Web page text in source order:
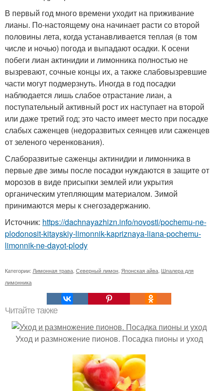
В первый год много времени уходит на приживание
лианы. По-настоящему она начинает расти со второй
половины лета, когда устанавливается теплая (в том
числе и ночью) погода и выпадают осадки. К осени
побеги лиан актинидии и лимонника полностью не
вызревают, сочные концы их, а также слабовызревшие
части могут подмерзнуть. Иногда в год посадки
наблюдается лишь слабое отрастание лиан, а
поступательный активный рост их наступает на второй
или даже третий год; это часто имеет место при посадке
слабых саженцев (недоразвитых сеянцев или саженцев
от зеленого черенкования).
Слаборазвитые саженцы актинидии и лимонника в
первые две зимы после посадки нуждаются в защите от
морозов в виде присыпки землей или укрытия
органическим утепляющим материалом. Зимой
принимаются меры к снегозадержанию.
Источник: https://dachnayazhizn.info/novosti/pochemu-ne-
plodonosit-kitayskiy-limonnik-kapriznaya-liana-pochemu-
limonnik-ne-dayot-plody
Категории: Лимонная трава Северный лимон Японская айва Шпалера для
лимонника
Читайте также
Уход и размножение пионов. Посадка пионы и уход